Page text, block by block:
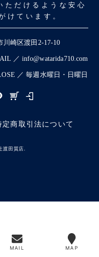
ただけるような安心
けています。
川崎区渡田2-17-10
／ info@watarida710.com
／ 毎週水曜日・日曜日
定商取引法について
田質店.
MAIL MAP